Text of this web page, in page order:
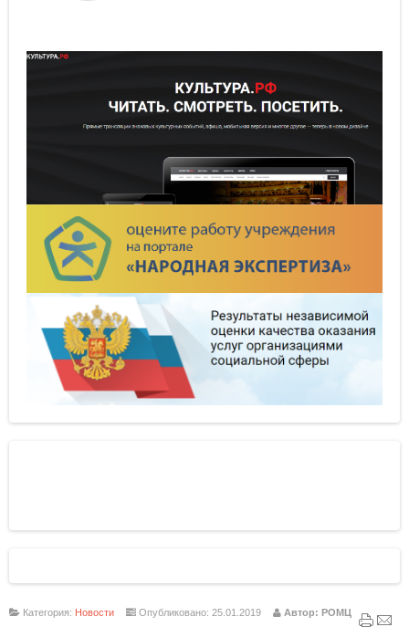
Категория: Новости Опубликовано: 25.01.2019 Автор: РОМЦ